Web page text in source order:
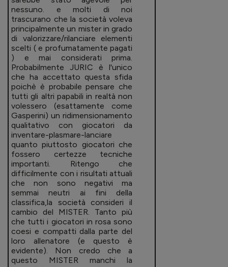
nessuno. e molti di noi
trascurano che la società voleva
principalmente un mister in grado
di valorizzare/rilanciare elementi
scelti ( e profumatamente pagati
) e mai considerati prima.
Probabilmente JURIC è l'unico
che ha accettato questa sfida
poichè è probabile pensare che
tutti gli altri papabili in realtà non
volessero (esattamente come
Gasperini) un ridimensionamento
qualitativo con giocatori da
inventare-plasmare-lanciare
quanto piuttosto giocatori che
fossero certezze tecniche
importanti. Ritengo che
difficilmente con i risultati attuali
che non sono negativi ma
semmai neutri ai fini della
classifica,la società consideri il
cambio del MISTER. Tanto più
che tutti i giocatori in rosa sono
coesi e compatti dalla parte del
loro allenatore (e questo è
evidente). Non credo che a
questo MISTER manchi la